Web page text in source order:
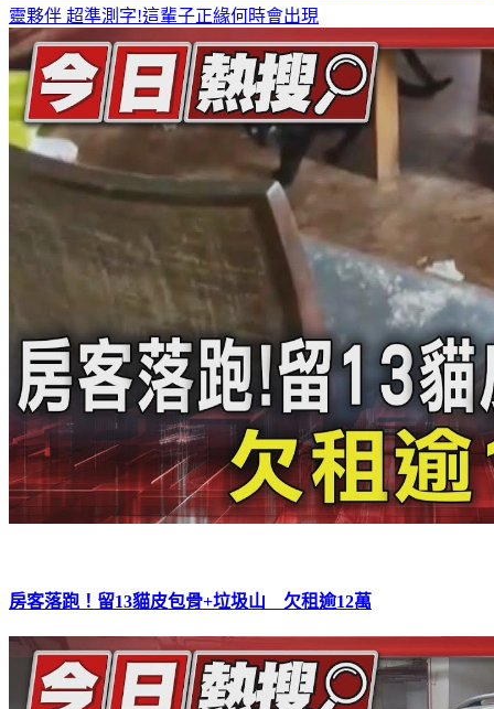
靈夥伴 超準測字!這輩子正緣何時會出現
房客落跑！留13貓皮包骨+垃圾山 欠租逾12萬